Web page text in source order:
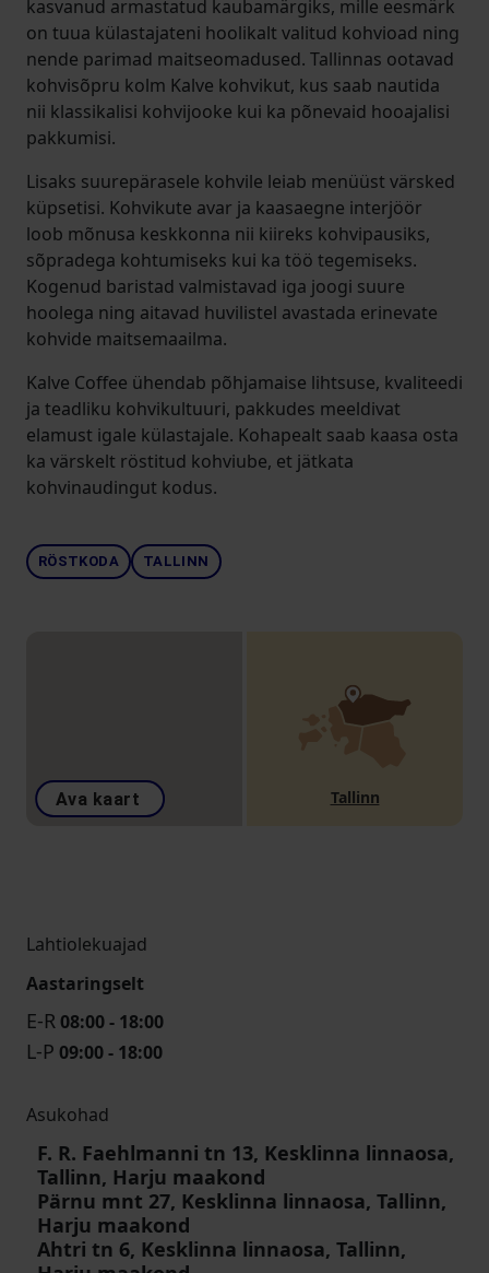
kasvanud armastatud kaubamärgiks, mille eesmärk
on tuua külastajateni hoolikalt valitud kohvioad ning
nende parimad maitseomadused. Tallinnas ootavad
kohvisõpru kolm Kalve kohvikut, kus saab nautida
nii klassikalisi kohvijooke kui ka põnevaid hooajalisi
pakkumisi.
Lisaks suurepärasele kohvile leiab menüüst värsked
küpsetisi. Kohvikute avar ja kaasaegne interjöör
loob mõnusa keskkonna nii kiireks kohvipausiks,
sõpradega kohtumiseks kui ka töö tegemiseks.
Kogenud baristad valmistavad iga joogi suure
hoolega ning aitavad huvilistel avastada erinevate
kohvide maitsemaailma.
Kalve Coffee ühendab põhjamaise lihtsuse, kvaliteedi
ja teadliku kohvikultuuri, pakkudes meeldivat
elamust igale külastajale. Kohapealt saab kaasa osta
ka värskelt röstitud kohviube, et jätkata
kohvinaudingut kodus.
RÖSTKODA TALLINN
Ava kaart Tallinn
Lahtiolekuajad
Aastaringselt
E-R 08:00 - 18:00
L-P 09:00 - 18:00
Asukohad
F. R. Faehlmanni tn 13, Kesklinna linnaosa,
Tallinn, Harju maakond
Pärnu mnt 27, Kesklinna linnaosa, Tallinn,
Harju maakond
Ahtri tn 6, Kesklinna linnaosa, Tallinn,